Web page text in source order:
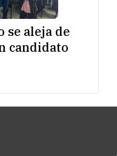
se aleja de
candidato